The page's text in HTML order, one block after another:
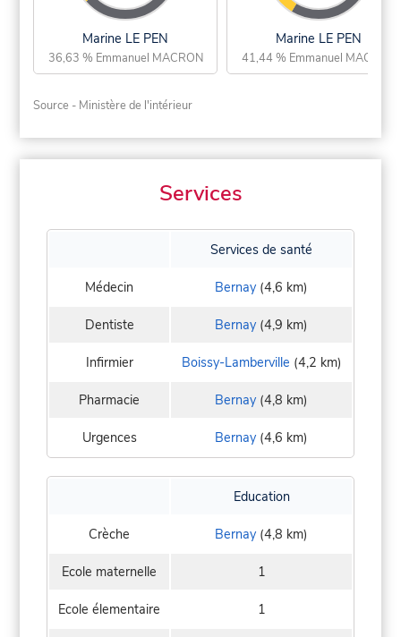
Marine LE PEN
36,63 % Emmanuel MACRON
Marine LE PEN
41,44 % Emmanuel MACRON
Source - Ministère de l'intérieur
Services
Services de santé
Médecin Bernay (4,6 km)
Dentiste Bernay (4,9 km)
Infirmier Boissy-Lamberville (4,2 km)
Pharmacie Bernay (4,8 km)
Urgences Bernay (4,6 km)
Education
Crèche Bernay (4,8 km)
Ecole maternelle 1
Ecole élementaire 1